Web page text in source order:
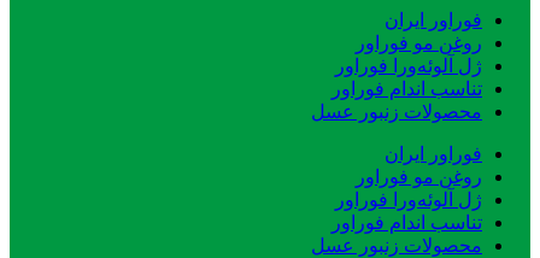
فوراور ایران
روغن مو فوراور
ژل آلوئه‌ورا فوراور
تناسب اندام فوراور
محصولات زنبور عسل
فوراور ایران
روغن مو فوراور
ژل آلوئه‌ورا فوراور
تناسب اندام فوراور
محصولات زنبور عسل